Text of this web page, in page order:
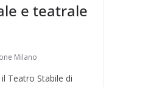
e teatrale
Milano
Teatro Stabile di